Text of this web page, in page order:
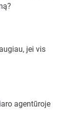
jei vis
agentūroje